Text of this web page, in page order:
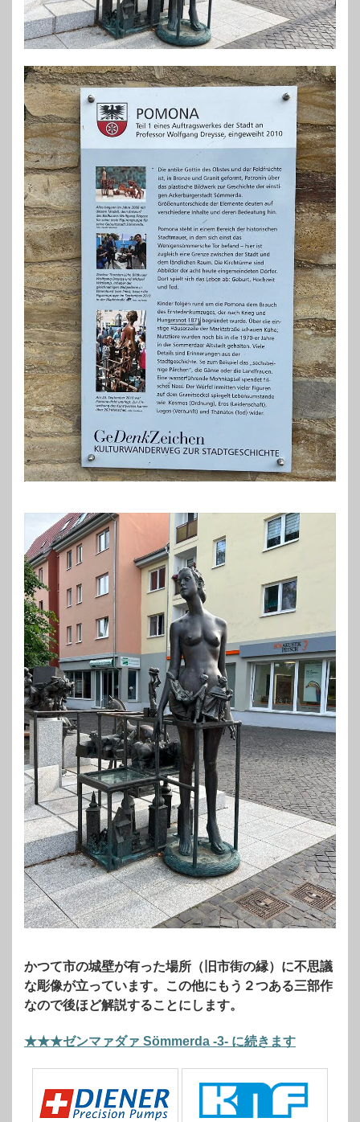
かつて市の城壁が有った場所（旧市街の縁）に不思議
な彫像が立っています。この他にもう２つある三部作
なので後ほど解説することにします。
★★★ゼンマァダァ Sömmerda -3- に続きます